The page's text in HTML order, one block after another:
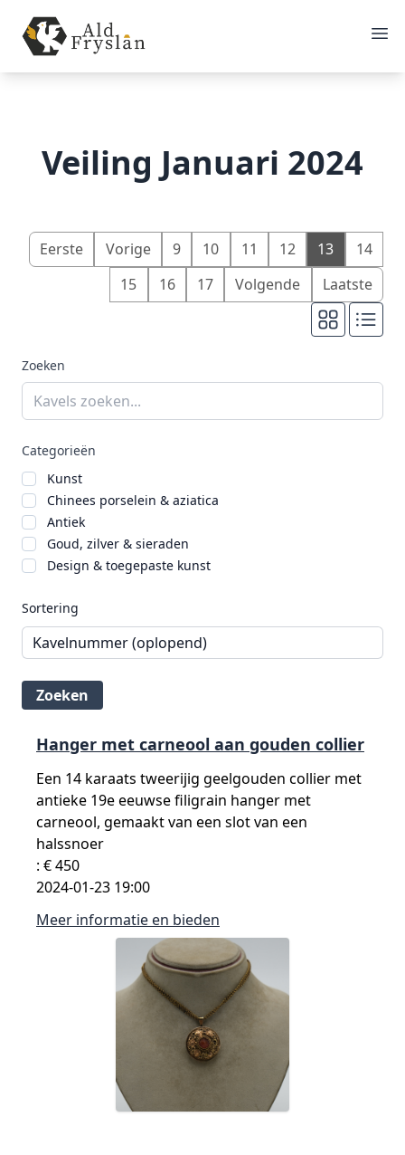
Veiling Januari 2024
Eerste Vorige 9 10 11 12 13
14
15
16 17 Volgende Laatste
Zoeken
Categorieën
Kunst
Chinees porselein & aziatica
Antiek
Goud, zilver & sieraden
Design & toegepaste kunst
Sortering
Hanger met carneool aan gouden collier
Een 14 karaats tweerijig geelgouden collier met
antieke 19e eeuwse filigrain hanger met
carneool, gemaakt van een slot van een
halssnoer
: € 450
2024-01-23 19:00
Meer informatie en bieden